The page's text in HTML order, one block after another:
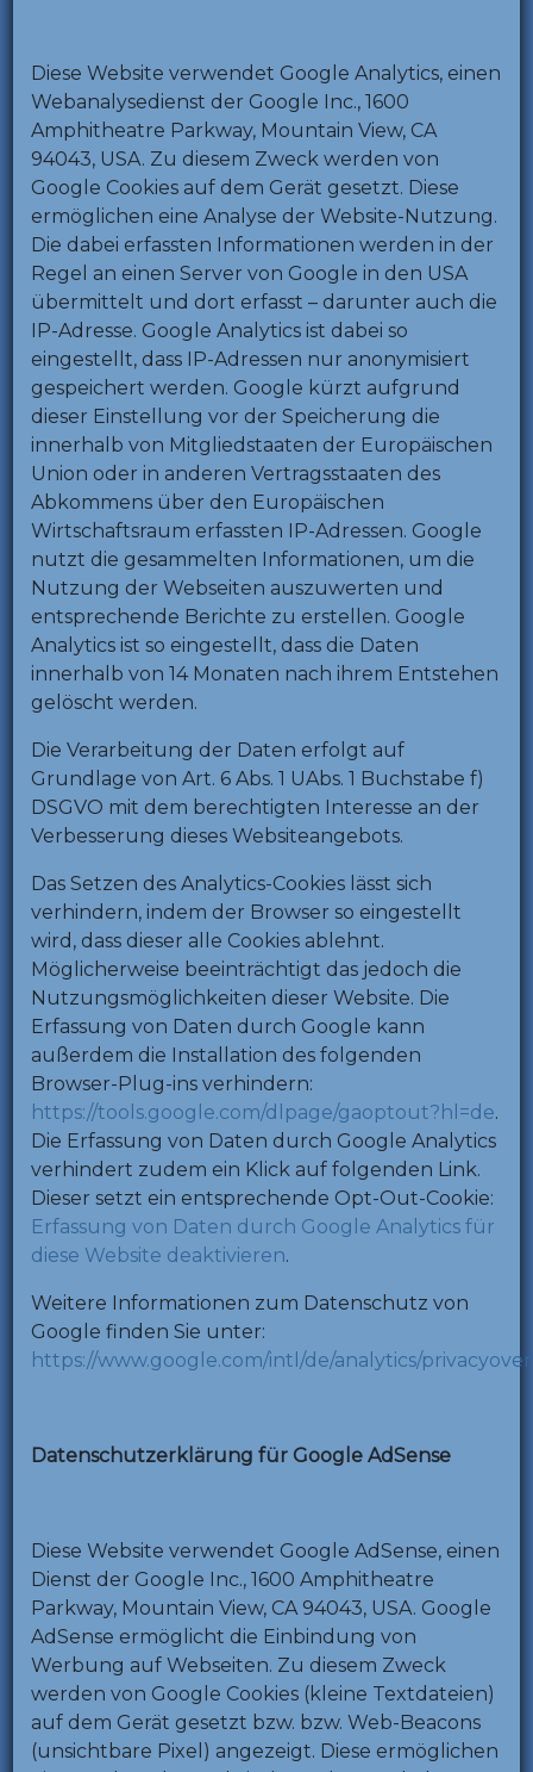
Diese Website verwendet Google Analytics, einen
Webanalysedienst der Google Inc., 1600
Amphitheatre Parkway, Mountain View, CA
94043, USA. Zu diesem Zweck werden von
Google Cookies auf dem Gerät gesetzt. Diese
ermöglichen eine Analyse der Website-Nutzung.
Die dabei erfassten Informationen werden in der
Regel an einen Server von Google in den USA
übermittelt und dort erfasst – darunter auch die
IP-Adresse. Google Analytics ist dabei so
eingestellt, dass IP-Adressen nur anonymisiert
gespeichert werden. Google kürzt aufgrund
dieser Einstellung vor der Speicherung die
innerhalb von Mitgliedstaaten der Europäischen
Union oder in anderen Vertragsstaaten des
Abkommens über den Europäischen
Wirtschaftsraum erfassten IP-Adressen. Google
nutzt die gesammelten Informationen, um die
Nutzung der Webseiten auszuwerten und
entsprechende Berichte zu erstellen. Google
Analytics ist so eingestellt, dass die Daten
innerhalb von 14 Monaten nach ihrem Entstehen
gelöscht werden.
Die Verarbeitung der Daten erfolgt auf
Grundlage von Art. 6 Abs. 1 UAbs. 1 Buchstabe f)
DSGVO mit dem berechtigten Interesse an der
Verbesserung dieses Websiteangebots.
Das Setzen des Analytics-Cookies lässt sich
verhindern, indem der Browser so eingestellt
wird, dass dieser alle Cookies ablehnt.
Möglicherweise beeinträchtigt das jedoch die
Nutzungsmöglichkeiten dieser Website. Die
Erfassung von Daten durch Google kann
außerdem die Installation des folgenden
Browser-Plug-ins verhindern:
https://tools.google.com/dlpage/gaoptout?hl=de.
Die Erfassung von Daten durch Google Analytics
verhindert zudem ein Klick auf folgenden Link.
Dieser setzt ein entsprechende Opt-Out-Cookie:
Erfassung von Daten durch Google Analytics für
diese Website deaktivieren.
Weitere Informationen zum Datenschutz von
Google finden Sie unter:
https://www.google.com/intl/de/analytics/
Datenschutzerklärung für Google AdSense
Diese Website verwendet Google AdSense, einen
Dienst der Google Inc., 1600 Amphitheatre
Parkway, Mountain View, CA 94043, USA. Google
AdSense ermöglicht die Einbindung von
Werbung auf Webseiten. Zu diesem Zweck
werden von Google Cookies (kleine Textdateien)
auf dem Gerät gesetzt bzw. bzw. Web-Beacons
(unsichtbare Pixel) angezeigt. Diese ermöglichen